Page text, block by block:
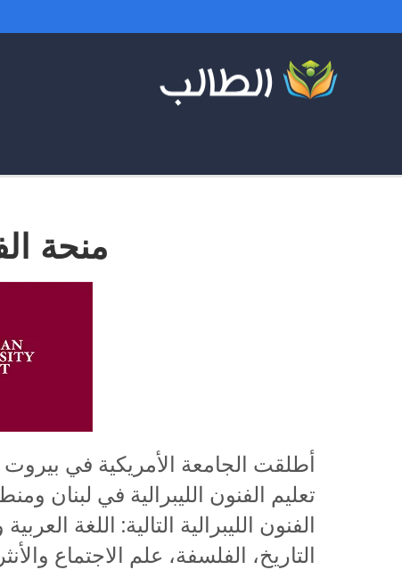
منحة
تعليم الفنون الليبرالية في لبنان
الفنون الليبرالية التالية: اللغة
التاريخ، الفلسفة، علم الاجتماع